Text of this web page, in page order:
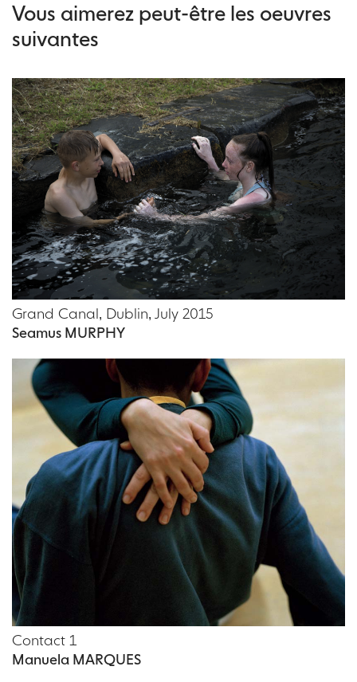
Vous aimerez peut-être les oeuvres
suivantes
Grand Canal, Dublin, July 2015
Seamus MURPHY
Contact 1
Manuela MARQUES